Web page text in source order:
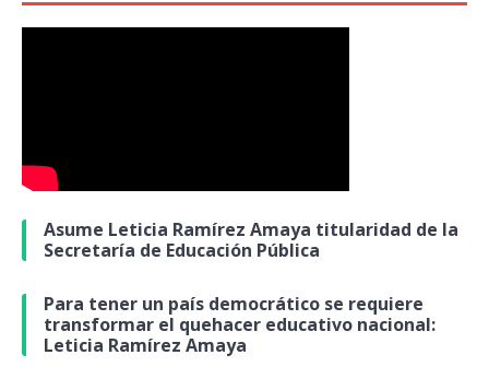
Asume Leticia Ramírez Amaya titularidad de la
Secretaría de Educación Pública
Para tener un país democrático se requiere
transformar el quehacer educativo nacional:
Leticia Ramírez Amaya